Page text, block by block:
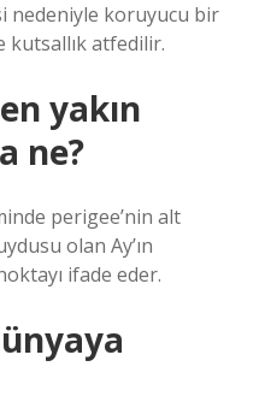
nedeniyle koruyucu bir
atfedilir.
yakın
ne?
perigee’nin alt
olan Ay’ın
ifade eder.